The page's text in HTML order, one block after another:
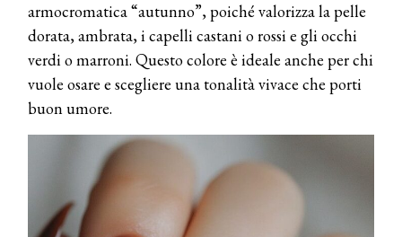
armocromatica “autunno”, poiché valorizza la pelle
dorata, ambrata, i capelli castani o rossi e gli occhi
verdi o marroni. Questo colore è ideale anche per chi
vuole osare e scegliere una tonalità vivace che porti
buon umore.